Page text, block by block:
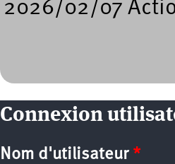
2026/02/07
Connexion
Nom d'utilisateur *